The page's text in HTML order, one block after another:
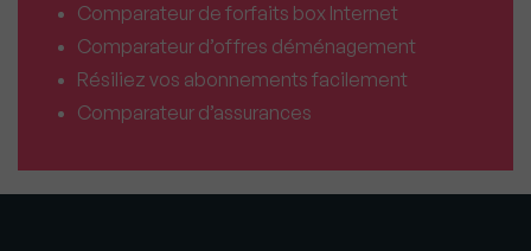
Comparateur de forfaits box Internet
Comparateur d’offres déménagement
Résiliez vos abonnements facilement
Comparateur d’assurances